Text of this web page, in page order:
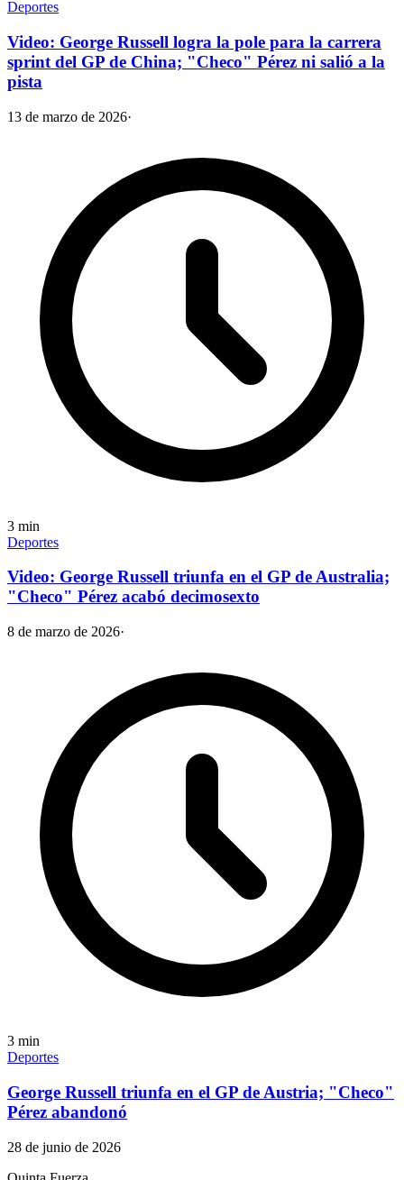
Deportes
Video: George Russell logra la pole para la carrera
sprint del GP de China; "Checo" Pérez ni salió a la
pista
13 de marzo de 2026·
3 min
Deportes
Video: George Russell triunfa en el GP de Australia;
"Checo" Pérez acabó decimosexto
8 de marzo de 2026·
3 min
Deportes
George Russell triunfa en el GP de Austria; "Checo"
Pérez abandonó
28 de junio de 2026